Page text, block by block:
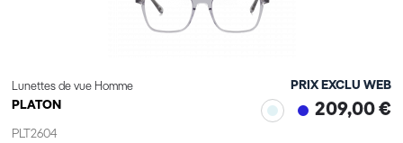
Lunettes de vue Homme
PLATON
PLT2604
PRIX EXCLU WEB
209,00 €